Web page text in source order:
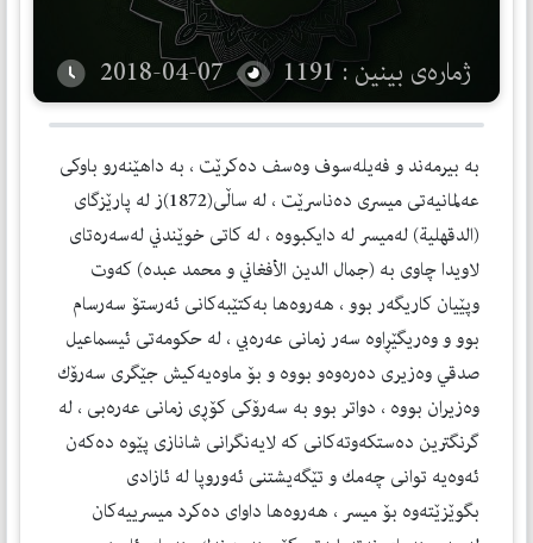
ژمارەی بینین : 1191 2018-04-07
به‌ بیرمه‌ند و فه‌یله‌سوف وه‌سف ده‌كرێت ، به‌ داهێنه‌رو باوكی
عه‌لمانیه‌تی میسری ده‌ناسرێت ، له‌ ساڵی(1872)ز له‌ پارێزگای
(الدقهلیة) له‌میسر له‌ دایكبووه‌ ، له‌ كاتی خوێندني له‌سه‌ره‌تای
لاویدا چاوی به‌ (جمال الدین الأفغاني و محمد عبده) كه‌وت
وپێیان كاریگه‌ر بوو ، هه‌روه‌ها به‌كتێبه‌كانی ئه‌رستۆ سه‌رسام
بوو و وه‌ریگێڕاوه‌ سه‌ر زمانی عه‌ره‌بي ، له‌ حكومه‌تی ئیسماعیل
صدقي وه‌زیری ده‌ره‌وه‌و بووه‌ و بۆ ماوه‌یه‌كیش جێگری سه‌رۆك
وه‌زیران بووه‌ ، دواتر بوو به‌ سه‌رۆكی كۆڕی زمانی عه‌ره‌بی ، له‌
گرنگترین ده‌ستكه‌وته‌كانی كه‌ لایه‌نگرانی شانازی پێوه‌ ده‌كه‌ن
ئه‌وه‌یه‌ توانی چه‌مك و تێگه‌یشتنی ئه‌وروپا له‌ ئازادی
بگوێزێته‌وه‌ بۆ میسر ، هه‌روه‌ها داوای ده‌كرد میسرییه‌كان